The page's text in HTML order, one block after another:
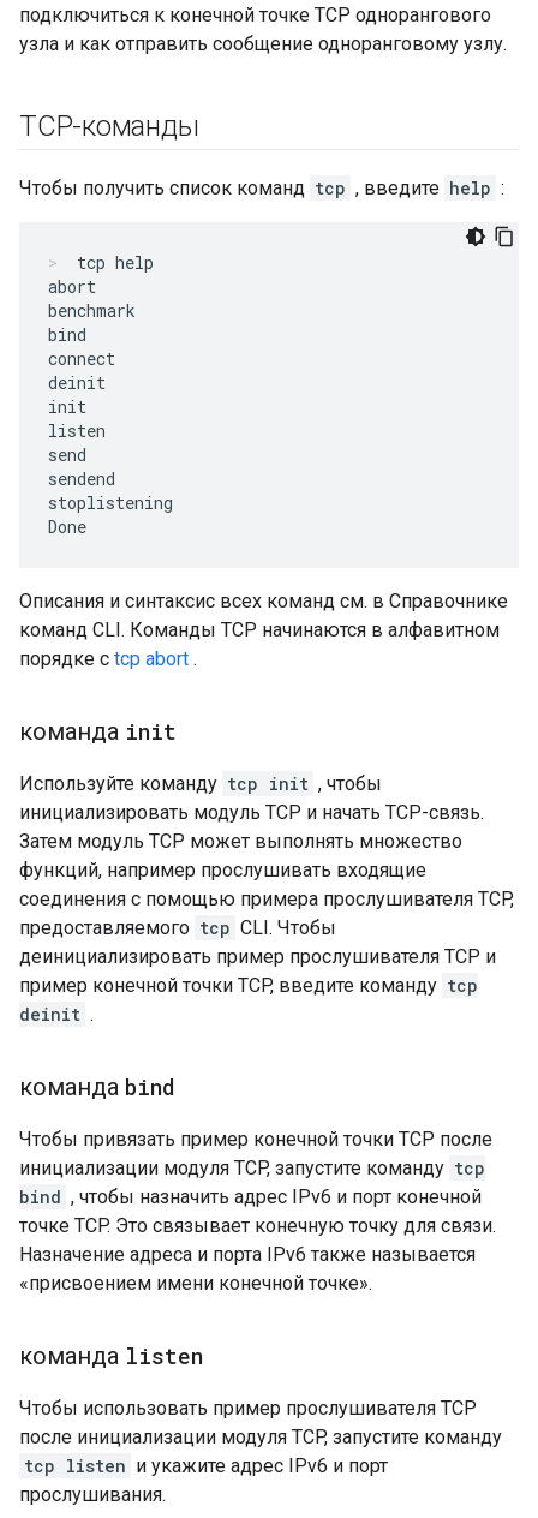
подключиться к конечной точке TCP однорангового
узла и как отправить сообщение одноранговому узлу.
TCP-команды
Чтобы получить список команд tcp , введите help :
tcp help
abort
benchmark
bind
connect
deinit
init
listen
send
sendend
stoplistening
Описания и синтаксис всех команд см. в Справочнике
команд CLI. Команды TCP начинаются в алфавитном
порядке с tcp abort .
команда init
Используйте команду tcp init , чтобы
инициализировать модуль TCP и начать TCP-связь.
Затем модуль TCP может выполнять множество
функций, например прослушивать входящие
соединения с помощью примера прослушивателя TCP,
предоставляемого tcp CLI. Чтобы
деинициализировать пример прослушивателя TCP и
пример конечной точки TCP, введите команду tcp
deinit .
команда bind
Чтобы привязать пример конечной точки TCP после
инициализации модуля TCP, запустите команду tcp
bind , чтобы назначить адрес IPv6 и порт конечной
точке TCP. Это связывает конечную точку для связи.
Назначение адреса и порта IPv6 также называется
«присвоением имени конечной точке».
команда listen
Чтобы использовать пример прослушивателя TCP
после инициализации модуля TCP, запустите команду
tcp listen и укажите адрес IPv6 и порт
прослушивания.